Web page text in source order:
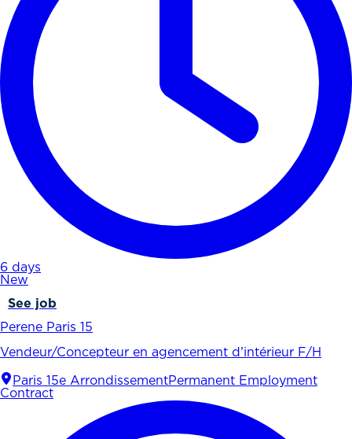
6 days
New
See job
Perene Paris 15
Vendeur/Concepteur en agencement d’intérieur F/H
Paris 15e ArrondissementPermanent Employment
Contract